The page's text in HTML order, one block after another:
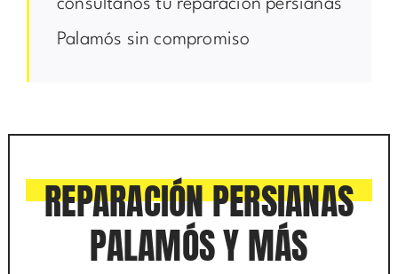
consúltanos tu reparación persianas
Palamós sin compromiso
REPARACIÓN PERSIANAS
PALAMÓS Y MÁS